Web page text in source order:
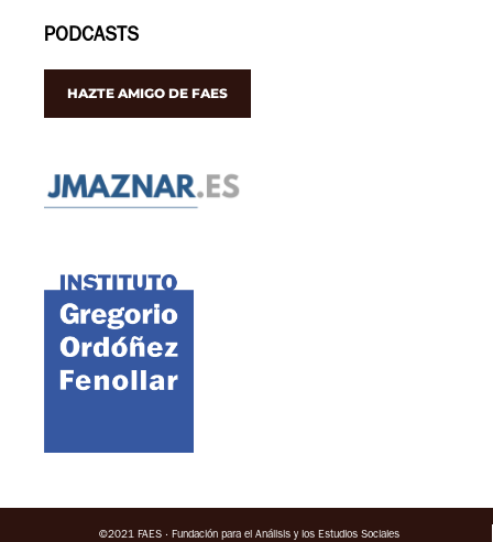
PODCASTS
HAZTE AMIGO DE FAES
©2021 FAES · Fundación para el Análisis y los Estudios Sociales